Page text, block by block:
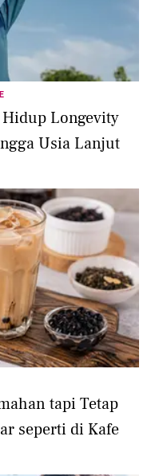
Hidup Longevity
Usia Lanjut
tapi Tetap
seperti di Kafe